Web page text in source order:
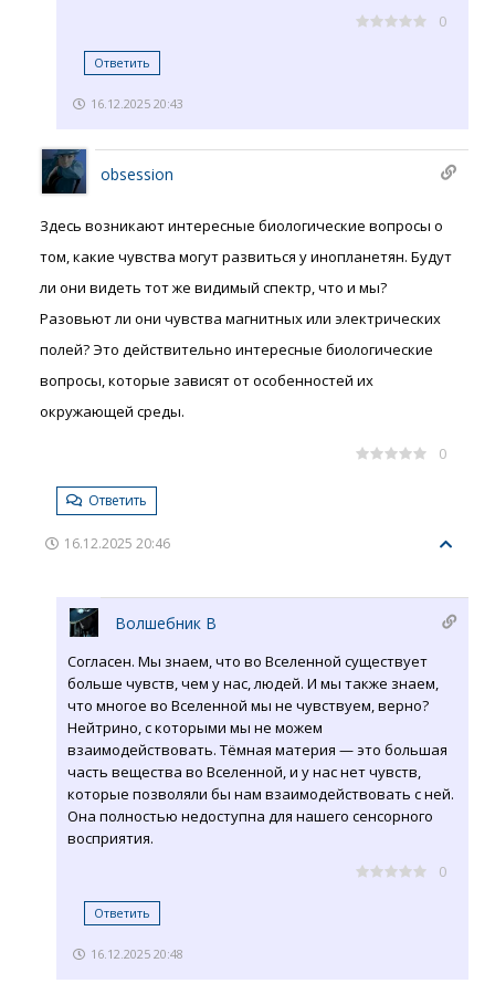
0
Ответить
16.12.2025 20:43
obsession
Здесь возникают интересные биологические вопросы о
том, какие чувства могут развиться у инопланетян. Будут
ли они видеть тот же видимый спектр, что и мы?
Разовьют ли они чувства магнитных или электрических
полей? Это действительно интересные биологические
вопросы, которые зависят от особенностей их
окружающей среды.
0
Ответить
16.12.2025 20:46
Волшебник В
Согласен. Мы знаем, что во Вселенной существует
больше чувств, чем у нас, людей. И мы также знаем,
что многое во Вселенной мы не чувствуем, верно?
Нейтрино, с которыми мы не можем
взаимодействовать. Тёмная материя — это большая
часть вещества во Вселенной, и у нас нет чувств,
которые позволяли бы нам взаимодействовать с ней.
Она полностью недоступна для нашего сенсорного
восприятия.
0
Ответить
16.12.2025 20:48